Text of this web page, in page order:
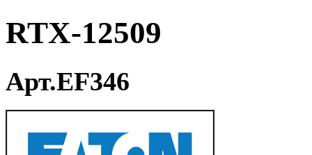
RTX-12509
Арт.EF346